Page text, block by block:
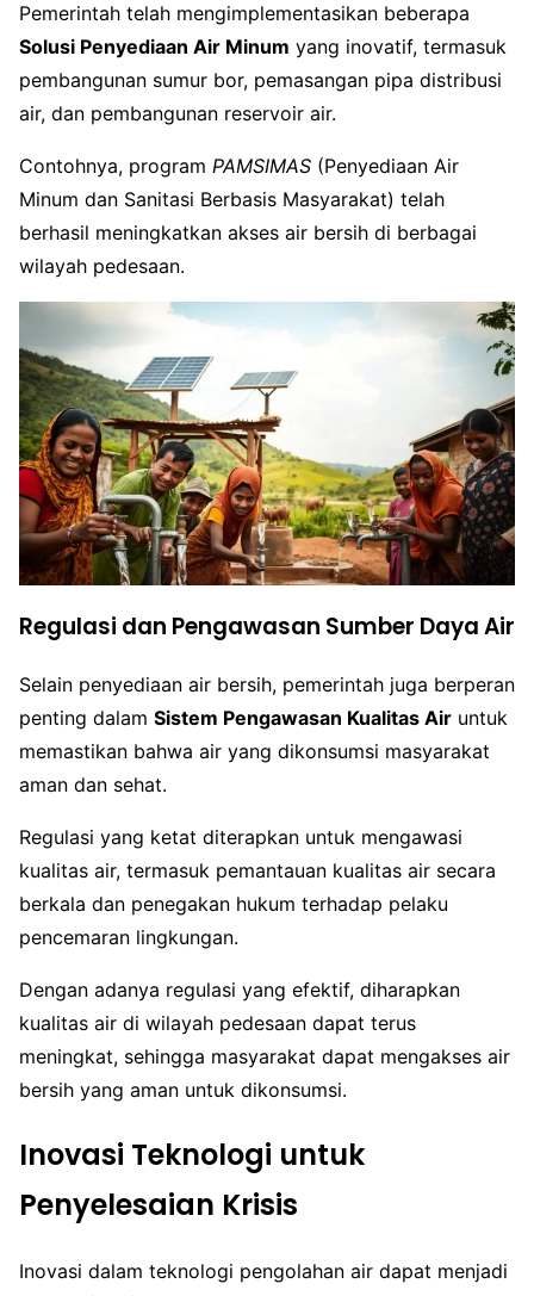
Pemerintah telah mengimplementasikan beberapa
Solusi Penyediaan Air Minum yang inovatif, termasuk
pembangunan sumur bor, pemasangan pipa distribusi
air, dan pembangunan reservoir air.
Contohnya, program PAMSIMAS (Penyediaan Air
Minum dan Sanitasi Berbasis Masyarakat) telah
berhasil meningkatkan akses air bersih di berbagai
wilayah pedesaan.
Regulasi dan Pengawasan Sumber Daya Air
Selain penyediaan air bersih, pemerintah juga berperan
penting dalam Sistem Pengawasan Kualitas Air untuk
memastikan bahwa air yang dikonsumsi masyarakat
aman dan sehat.
Regulasi yang ketat diterapkan untuk mengawasi
kualitas air, termasuk pemantauan kualitas air secara
berkala dan penegakan hukum terhadap pelaku
pencemaran lingkungan.
Dengan adanya regulasi yang efektif, diharapkan
kualitas air di wilayah pedesaan dapat terus
meningkat, sehingga masyarakat dapat mengakses air
bersih yang aman untuk dikonsumsi.
Inovasi Teknologi untuk
Penyelesaian Krisis
Inovasi dalam teknologi pengolahan air dapat menjadi